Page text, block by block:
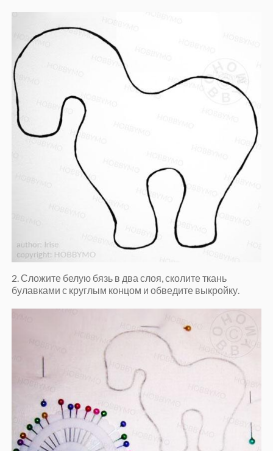
2. Сложите белую бязь в два слоя, сколите ткань
булавками с круглым концом и обведите выкройку.